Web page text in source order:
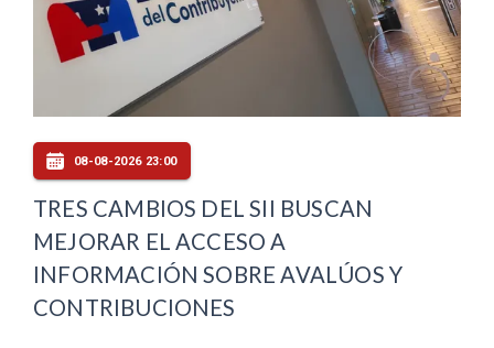
08-08-2026 23:00
TRES CAMBIOS DEL SII BUSCAN
MEJORAR EL ACCESO A
INFORMACIÓN SOBRE AVALÚOS Y
CONTRIBUCIONES